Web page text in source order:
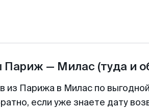
Париж — Милас (туда и
из Парижа в Милас по
если уже знаете дату